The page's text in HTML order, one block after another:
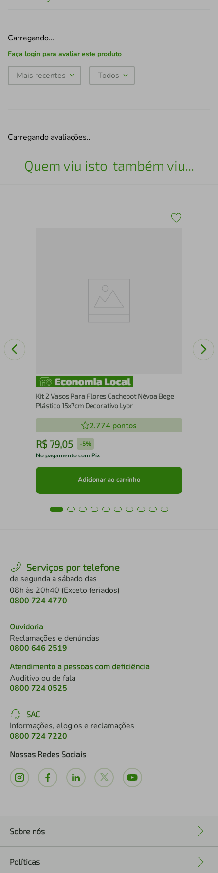
Carregando…
Faça login para avaliar este produto
Mais recentes Todos
Carregando avaliações…
Quem viu isto, também viu...
Kit 2 Vasos Para Flores Cachepot Névoa Bege
Plástico 15x7cm Decorativo Lyor
2.774 pontos
R$ 79,05 -5%
No pagamento com Pix
Adicionar ao carrinho
Serviços por telefone
de segunda a sábado das
08h às 20h40 (Exceto feriados)
0800 724 4770
Ouvidoria
Reclamações e denúncias
0800 646 2519
Atendimento a pessoas com deficiência
Auditivo ou de fala
0800 724 0525
SAC
Informações, elogios e reclamações
0800 724 7220
Nossas Redes Sociais
Sobre nós
Políticas